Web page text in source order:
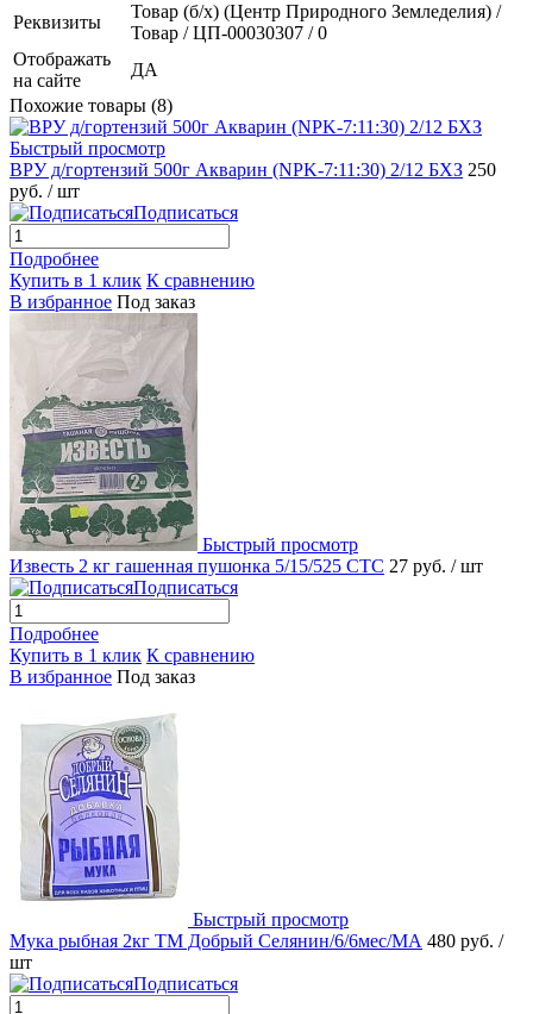
Реквизиты
Товар (б/х) (Центр Природного Земледелия) /
Товар / ЦП-00030307 / 0
Отображать
на сайте
ДА
Похожие товары (8)
Быстрый просмотр
ВРУ д/гортензий 500г Акварин (NPK-7:11:30) 2/12 БХЗ 250
руб. / шт
Подписаться
Подробнее
Купить в 1 клик К сравнению
В избранное Под заказ
Быстрый просмотр
Известь 2 кг гашенная пушонка 5/15/525 СТС 27 руб. / шт
Подписаться
Подробнее
Купить в 1 клик К сравнению
В избранное Под заказ
Быстрый просмотр
Мука рыбная 2кг ТМ Добрый Селянин/6/6мес/МА 480 руб. /
шт
Подписаться